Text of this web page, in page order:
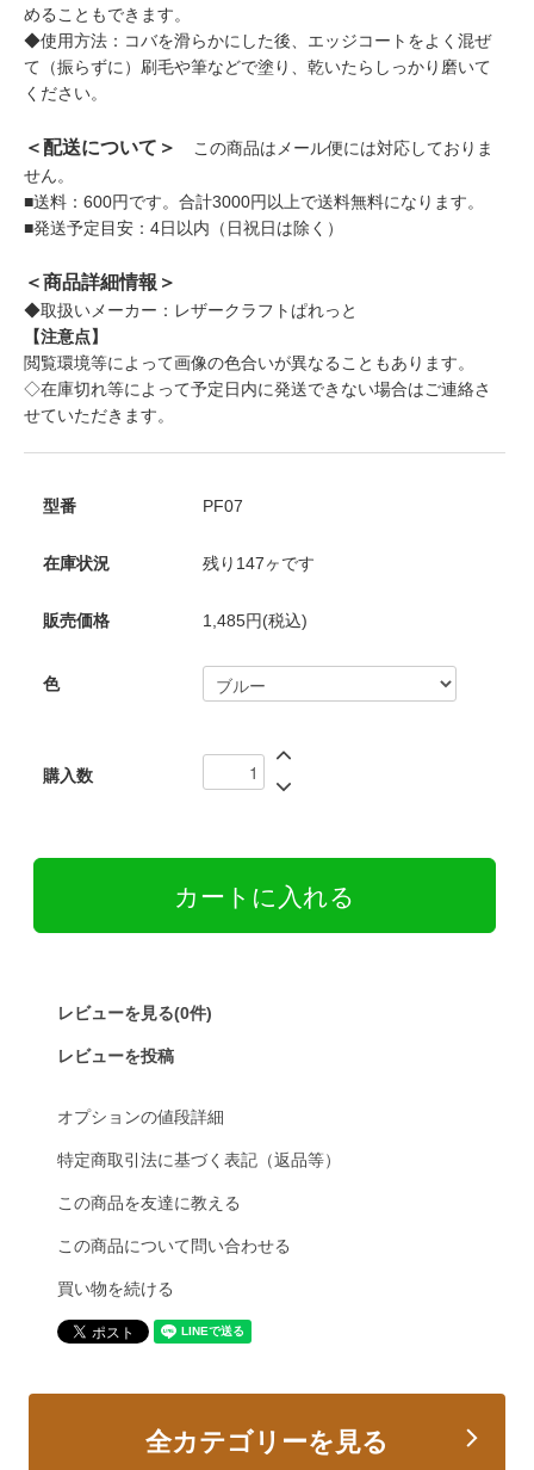
めることもできます。
◆使用方法：コバを滑らかにした後、エッジコートをよく混ぜ
て（振らずに）刷毛や筆などで塗り、乾いたらしっかり磨いて
ください。
＜配送について＞
この商品はメール便には対応しておりま
せん。
■送料：600円です。合計3000円以上で送料無料になります。
■発送予定目安：4日以内（日祝日は除く）
＜商品詳細情報＞
◆取扱いメーカー：レザークラフトぱれっと
【注意点】
閲覧環境等によって画像の色合いが異なることもあります。
◇在庫切れ等によって予定日内に発送できない場合はご連絡さ
せていただきます。
型番 PF07
在庫状況 残り147ヶです
販売価格 1,485円(税込)
色
購入数
レビューを見る(0件)
レビューを投稿
オプションの値段詳細
特定商取引法に基づく表記（返品等）
この商品を友達に教える
この商品について問い合わせる
買い物を続ける
全カテゴリーを見る